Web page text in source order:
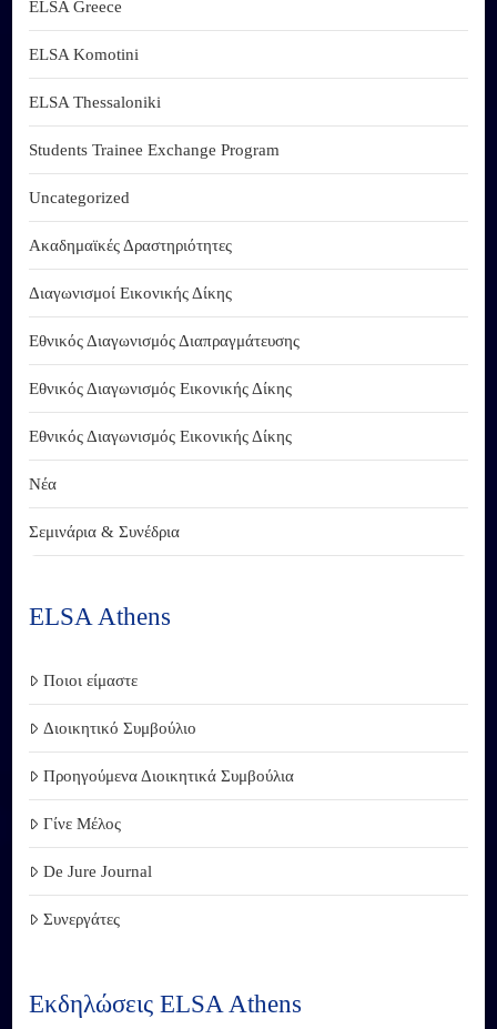
ELSA Greece
ELSA Komotini
ELSA Thessaloniki
Students Trainee Exchange Program
Uncategorized
Ακαδημαϊκές Δραστηριότητες
Διαγωνισμοί Εικονικής Δίκης
Εθνικός Διαγωνισμός Διαπραγμάτευσης
Εθνικός Διαγωνισμός Εικονικής Δίκης
Εθνικός Διαγωνισμός Εικονικής Δίκης
Νέα
Σεμινάρια & Συνέδρια
ELSA Athens
Ποιοι είμαστε
Διοικητικό Συμβούλιο
Προηγούμενα Διοικητικά Συμβούλια
Γίνε Μέλος
De Jure Journal
Συνεργάτες
Εκδηλώσεις ELSA Athens